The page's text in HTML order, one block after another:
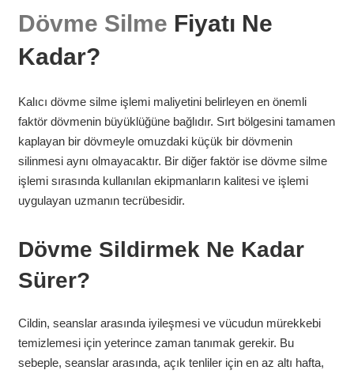
Dövme Silme Fiyatı Ne
Kadar?
Kalıcı dövme silme işlemi maliyetini belirleyen en önemli
faktör dövmenin büyüklüğüne bağlıdır. Sırt bölgesini tamamen
kaplayan bir dövmeyle omuzdaki küçük bir dövmenin
silinmesi aynı olmayacaktır. Bir diğer faktör ise dövme silme
işlemi sırasında kullanılan ekipmanların kalitesi ve işlemi
uygulayan uzmanın tecrübesidir.
Dövme Sildirmek Ne Kadar
Sürer?
Cildin, seanslar arasında iyileşmesi ve vücudun mürekkebi
temizlemesi için yeterince zaman tanımak gerekir. Bu
sebeple, seanslar arasında, açık tenliler için en az altı hafta,